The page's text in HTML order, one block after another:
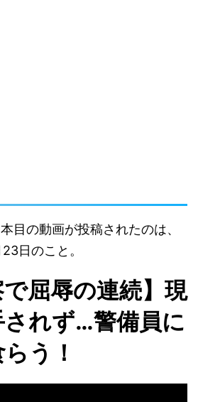
目の動画が投稿されたのは、
日のこと。
で屈辱の連続】現
れず…警備員に
う！